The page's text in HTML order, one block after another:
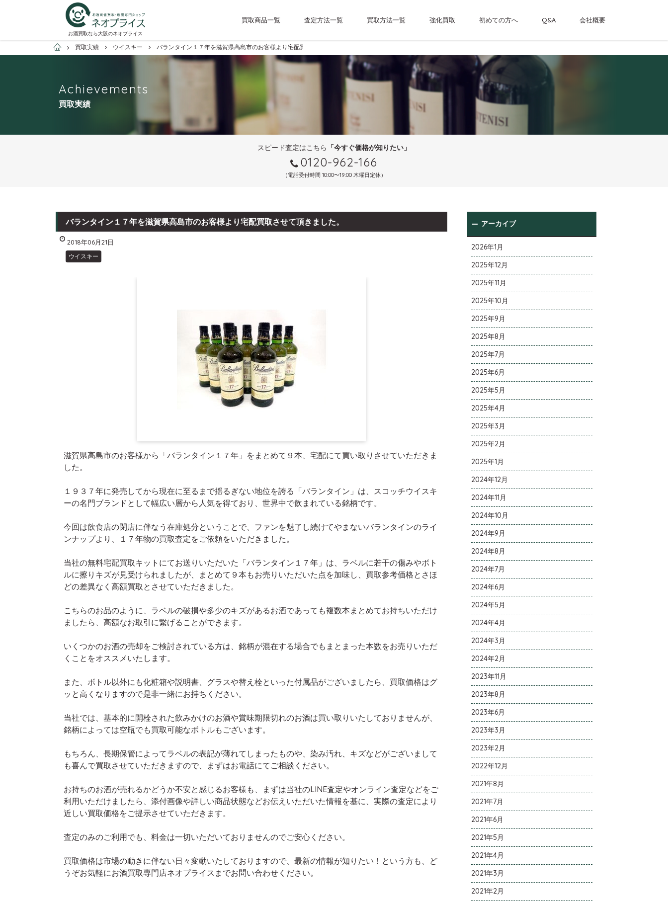
お酒買取なら大阪のネオプライス
買取商品一覧 査定方法一覧 買取方法一覧 強化買取 初めての方へ Q&A 会社概要
お酒買取専門店ネオプライス
買取実績 ウイスキー バランタイン１７年を滋賀県高島市のお客様より宅配買取させて頂きました。
Achievements
買取実績
スピード査定はこちら 「今すぐ価格が知りたい」
0120-962-166
（電話受付時間 10:00〜19:00 木曜日定休）
バランタイン１７年を滋賀県高島市のお客様より宅配買取させて頂きました。
2018年06月21日
ウイスキー
滋賀県高島市のお客様から「バランタイン１７年」をまとめて９本、宅配にて買い取りさせていただきま
した。
１９３７年に発売してから現在に至るまで揺るぎない地位を誇る「バランタイン」は、スコッチウイスキ
ーの名門ブランドとして幅広い層から人気を得ており、世界中で飲まれている銘柄です。
今回は飲食店の閉店に伴なう在庫処分ということで、ファンを魅了し続けてやまないバランタインのライ
ンナップより、１７年物の買取査定をご依頼をいただきました。
当社の無料宅配買取キットにてお送りいただいた「バランタイン１７年」は、ラベルに若干の傷みやボト
ルに擦りキズが見受けられましたが、まとめて９本もお売りいただいた点を加味し、買取参考価格とさほ
どの差異なく高額買取とさせていただきました。
こちらのお品のように、ラベルの破損や多少のキズがあるお酒であっても複数本まとめてお持ちいただけ
ましたら、高額なお取引に繋げることができます。
いくつかのお酒の売却をご検討されている方は、銘柄が混在する場合でもまとまった本数をお売りいただ
くことをオススメいたします。
また、ボトル以外にも化粧箱や説明書、グラスや替え栓といった付属品がございましたら、買取価格はグ
ッと高くなりますので是非一緒にお持ちください。
当社では、基本的に開栓された飲みかけのお酒や賞味期限切れのお酒は買い取りいたしておりませんが、
銘柄によっては空瓶でも買取可能なボトルもございます。
もちろん、長期保管によってラベルの表記が薄れてしまったものや、染み汚れ、キズなどがございまして
も喜んで買取させていただきますので、まずはお電話にてご相談ください。
お持ちのお酒が売れるかどうか不安と感じるお客様も、まずは当社のLINE査定やオンライン査定などをご
利用いただけましたら、添付画像や詳しい商品状態などお伝えいただいた情報を基に、実際の査定により
近しい買取価格をご提示させていただきます。
査定のみのご利用でも、料金は一切いただいておりませんのでご安心ください。
買取価格は市場の動きに伴ない日々変動いたしておりますので、最新の情報が知りたい！という方も、ど
うぞお気軽にお酒買取専門店ネオプライスまでお問い合わせください。
アーカイブ
2026年1月
2025年12月
2025年11月
2025年10月
2025年9月
2025年8月
2025年7月
2025年6月
2025年5月
2025年4月
2025年3月
2025年2月
2025年1月
2024年12月
2024年11月
2024年10月
2024年9月
2024年8月
2024年7月
2024年6月
2024年5月
2024年4月
2024年3月
2024年2月
2023年11月
2023年8月
2023年6月
2023年3月
2023年2月
2022年12月
2021年8月
2021年7月
2021年6月
2021年5月
2021年4月
2021年3月
2021年2月